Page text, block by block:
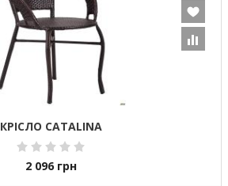
КРІСЛО CATALINA
2 096 грн